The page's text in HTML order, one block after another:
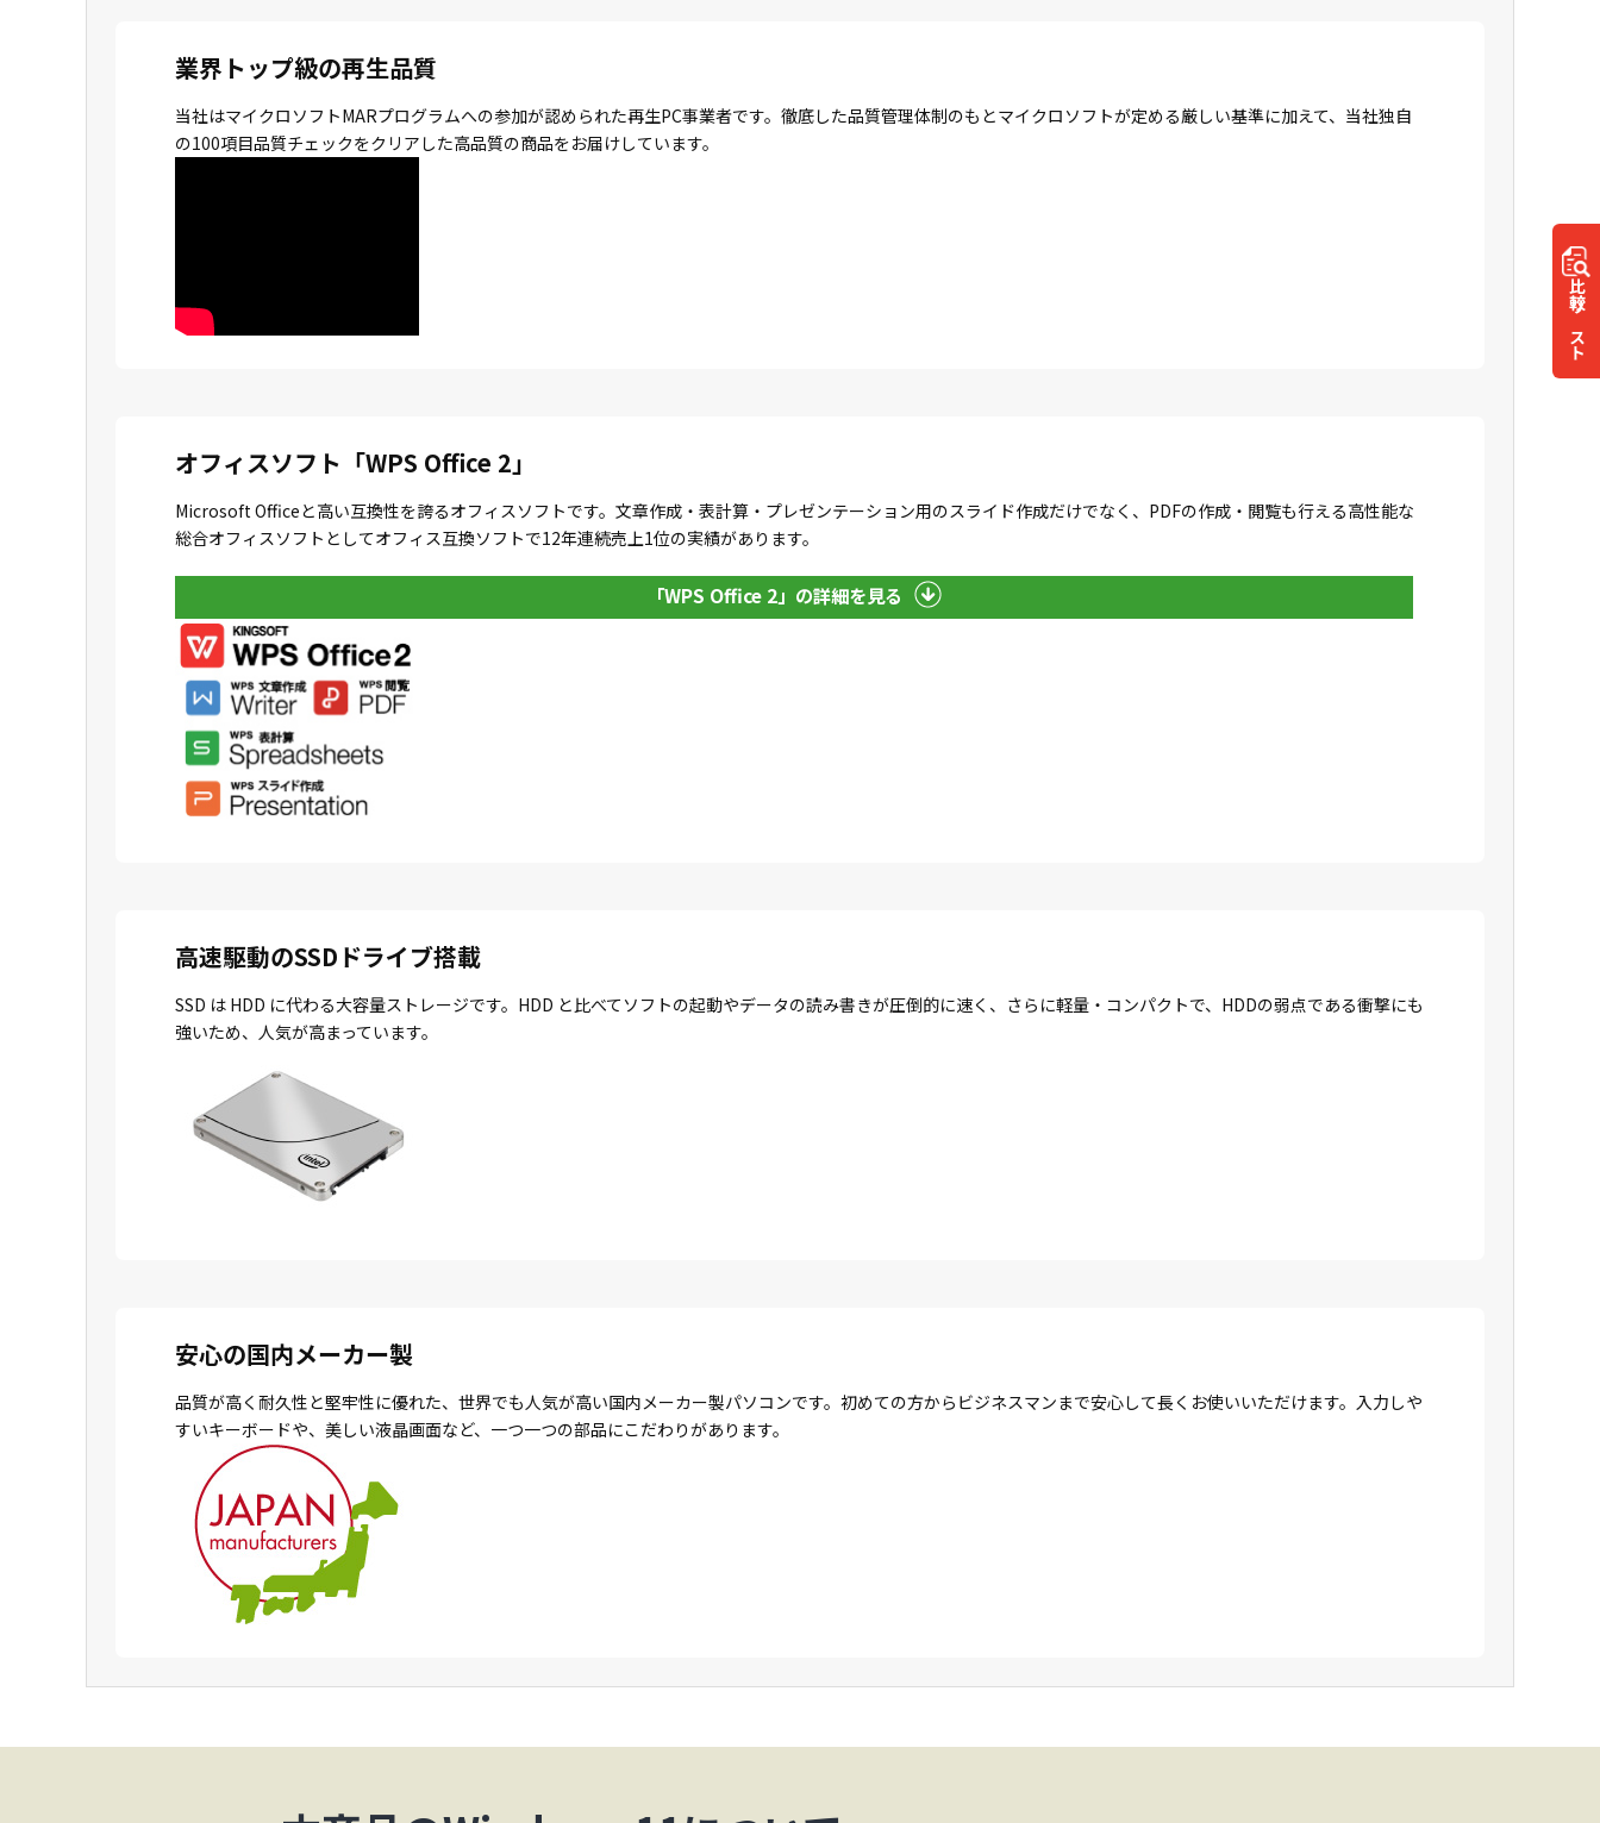
比較
リスト
業界トップ級の再生品質
当社はマイクロソフトMARプログラムへの参加が認められた再生PC事業者です。徹底した品質管理体制のもとマイクロソフトが定める厳しい基準に加えて、当社独自
の100項目品質チェックをクリアした高品質の商品をお届けしています。
オフィスソフト「WPS Office 2」
Microsoft Officeと高い互換性を誇るオフィスソフトです。文章作成・表計算・プレゼンテーション用のスライド作成だけでなく、PDFの作成・閲覧も行える高性能な
総合オフィスソフトとしてオフィス互換ソフトで12年連続売上1位の実績があります。
「WPS Office 2」の詳細を見る
高速駆動のSSDドライブ搭載
SSD は HDD に代わる大容量ストレージです。HDD と比べてソフトの起動やデータの読み書きが圧倒的に速く、さらに軽量・コンパクトで、HDDの弱点である衝撃にも
強いため、人気が高まっています。
安心の国内メーカー製
品質が高く耐久性と堅牢性に優れた、世界でも人気が高い国内メーカー製パソコンです。初めての方からビジネスマンまで安心して長くお使いいただけます。入力しや
すいキーボードや、美しい液晶画面など、一つ一つの部品にこだわりがあります。